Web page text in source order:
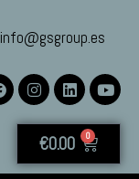
info@gsgroup.es
€0.00 0